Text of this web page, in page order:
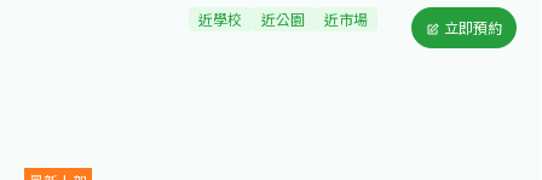
近學校 近公園 近市場 立即預約